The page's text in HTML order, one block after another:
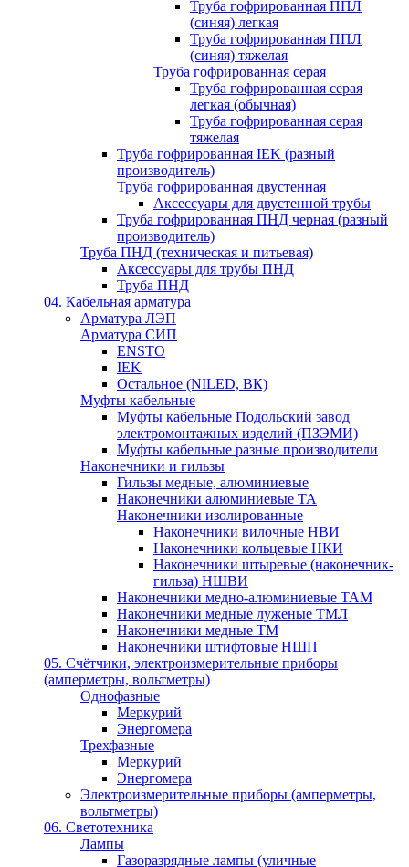
Труба гофрированная ППЛ
(синяя) легкая
Труба гофрированная ППЛ
(синяя) тяжелая
Труба гофрированная серая
Труба гофрированная серая
легкая (обычная)
Труба гофрированная серая
тяжелая
Труба гофрированная IEK (разный
производитель)
Труба гофрированная двустенная
Аксессуары для двустенной трубы
Труба гофрированная ПНД черная (разный
производитель)
Труба ПНД (техническая и питьевая)
Аксессуары для трубы ПНД
Труба ПНД
04. Кабельная арматура
Арматура ЛЭП
Арматура СИП
ENSTO
IEK
Остальное (NILED, ВК)
Муфты кабельные
Муфты кабельные Подольский завод
электромонтажных изделий (ПЗЭМИ)
Муфты кабельные разные производители
Наконечники и гильзы
Гильзы медные, алюминиевые
Наконечники алюминиевые ТА
Наконечники изолированные
Наконечники вилочные НВИ
Наконечники кольцевые НКИ
Наконечники штыревые (наконечник-
гильза) НШВИ
Наконечники медно-алюминиевые ТАМ
Наконечники медные луженые ТМЛ
Наконечники медные ТМ
Наконечники штифтовые НШП
05. Счётчики, электроизмерительные приборы
(амперметры, вольтметры)
Однофазные
Меркурий
Энергомера
Трехфазные
Меркурий
Энергомера
Электроизмерительные приборы (амперметры,
вольтметры)
06. Светотехника
Лампы
Газоразрядные лампы (уличные